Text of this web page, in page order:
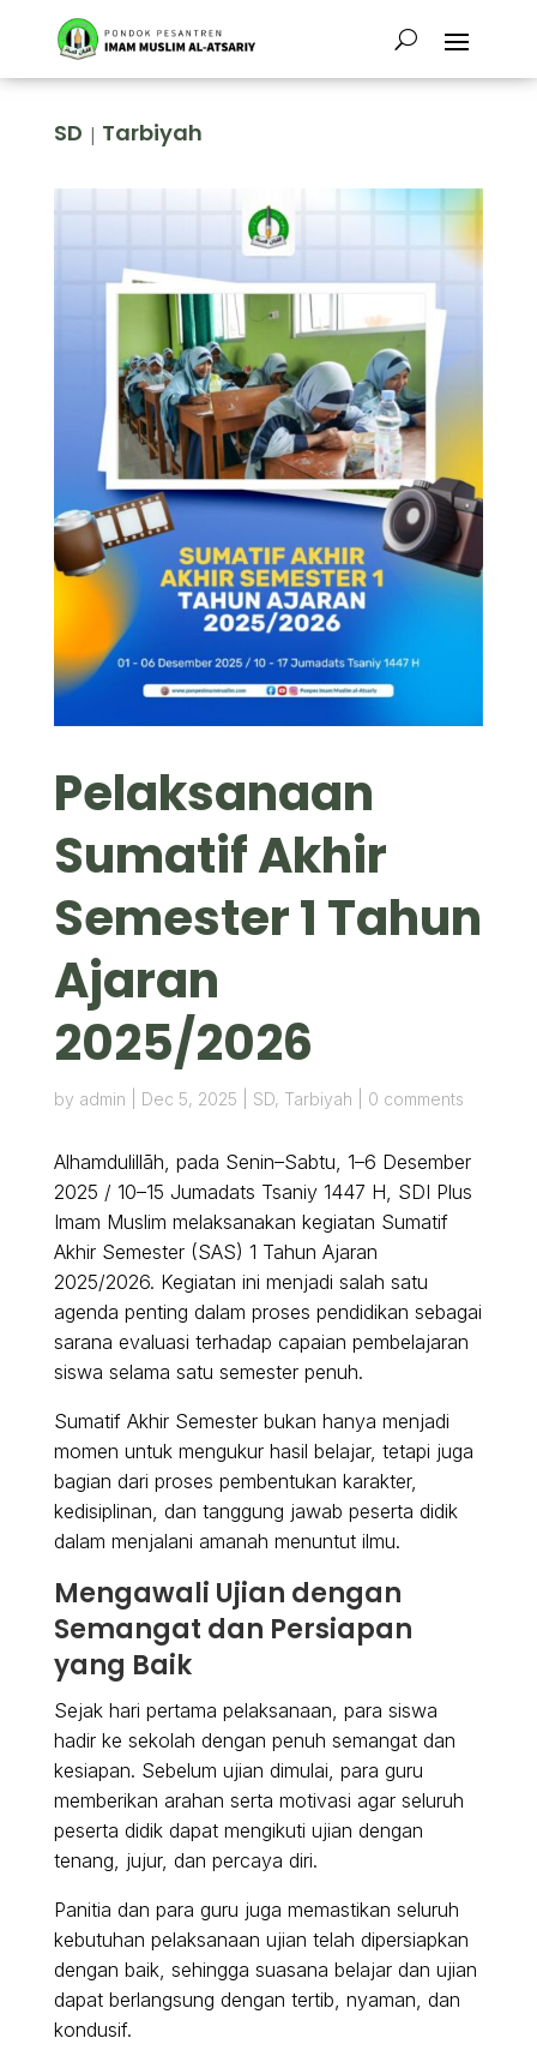
SD | Tarbiyah
Pelaksanaan
Sumatif Akhir
Semester 1 Tahun
Ajaran
2025/2026
by admin Dec 5, 2025 SD, Tarbiyah 0 comments
Alhamdulillāh, pada Senin–Sabtu, 1–6 Desember
2025 / 10–15 Jumadats Tsaniy 1447 H, SDI Plus
Imam Muslim melaksanakan kegiatan Sumatif
Akhir Semester (SAS) 1 Tahun Ajaran
2025/2026. Kegiatan ini menjadi salah satu
agenda penting dalam proses pendidikan sebagai
sarana evaluasi terhadap capaian pembelajaran
siswa selama satu semester penuh.
Sumatif Akhir Semester bukan hanya menjadi
momen untuk mengukur hasil belajar, tetapi juga
bagian dari proses pembentukan karakter,
kedisiplinan, dan tanggung jawab peserta didik
dalam menjalani amanah menuntut ilmu.
Mengawali Ujian dengan
Semangat dan Persiapan
yang Baik
Sejak hari pertama pelaksanaan, para siswa
hadir ke sekolah dengan penuh semangat dan
kesiapan. Sebelum ujian dimulai, para guru
memberikan arahan serta motivasi agar seluruh
peserta didik dapat mengikuti ujian dengan
tenang, jujur, dan percaya diri.
Panitia dan para guru juga memastikan seluruh
kebutuhan pelaksanaan ujian telah dipersiapkan
dengan baik, sehingga suasana belajar dan ujian
dapat berlangsung dengan tertib, nyaman, dan
kondusif.